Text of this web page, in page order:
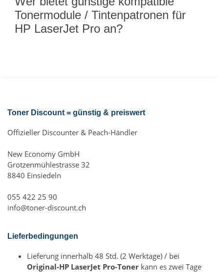
Tonermodule / Tintenpatronen für
HP LaserJet Pro an?
Toner Discount = günstig & preiswert
Offizieller Discounter & Peach-Händler
New Economy GmbH
Grotzenmühlestrasse 32
8840 Einsiedeln
055 422 25 90
info@toner-discount.ch
Lieferbedingungen
Lieferung innerhalb 48 Std. (2 Werktage) / bei
Original-HP LaserJet Pro-Toner kann es zwei Tage